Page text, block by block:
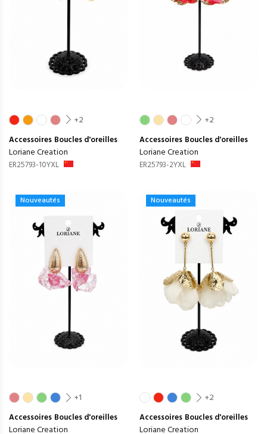
+2
Accessoires Boucles d'oreilles
Loriane Creation
ER25793-10YXL
+2
Accessoires Boucles d'oreilles
Loriane Creation
ER25793-2YXL
Nouveautés
+1
Accessoires Boucles d'oreilles
Loriane Creation
Nouveautés
+2
Accessoires Boucles d'oreilles
Loriane Creation